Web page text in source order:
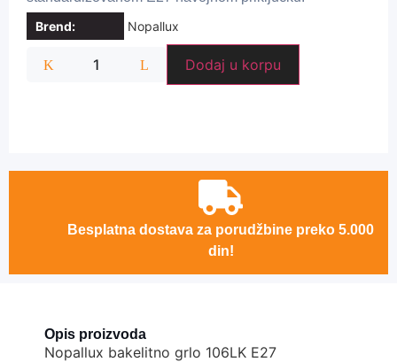
Brend:
Nopallux
Dodaj u korpu
Besplatna dostava za porudžbine preko 5.000
din!
Opis proizvoda
Nopallux bakelitno grlo 106LK E27